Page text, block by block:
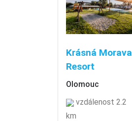
Krásná Morava
Resort
Olomouc
vzdálenost 2.2
km